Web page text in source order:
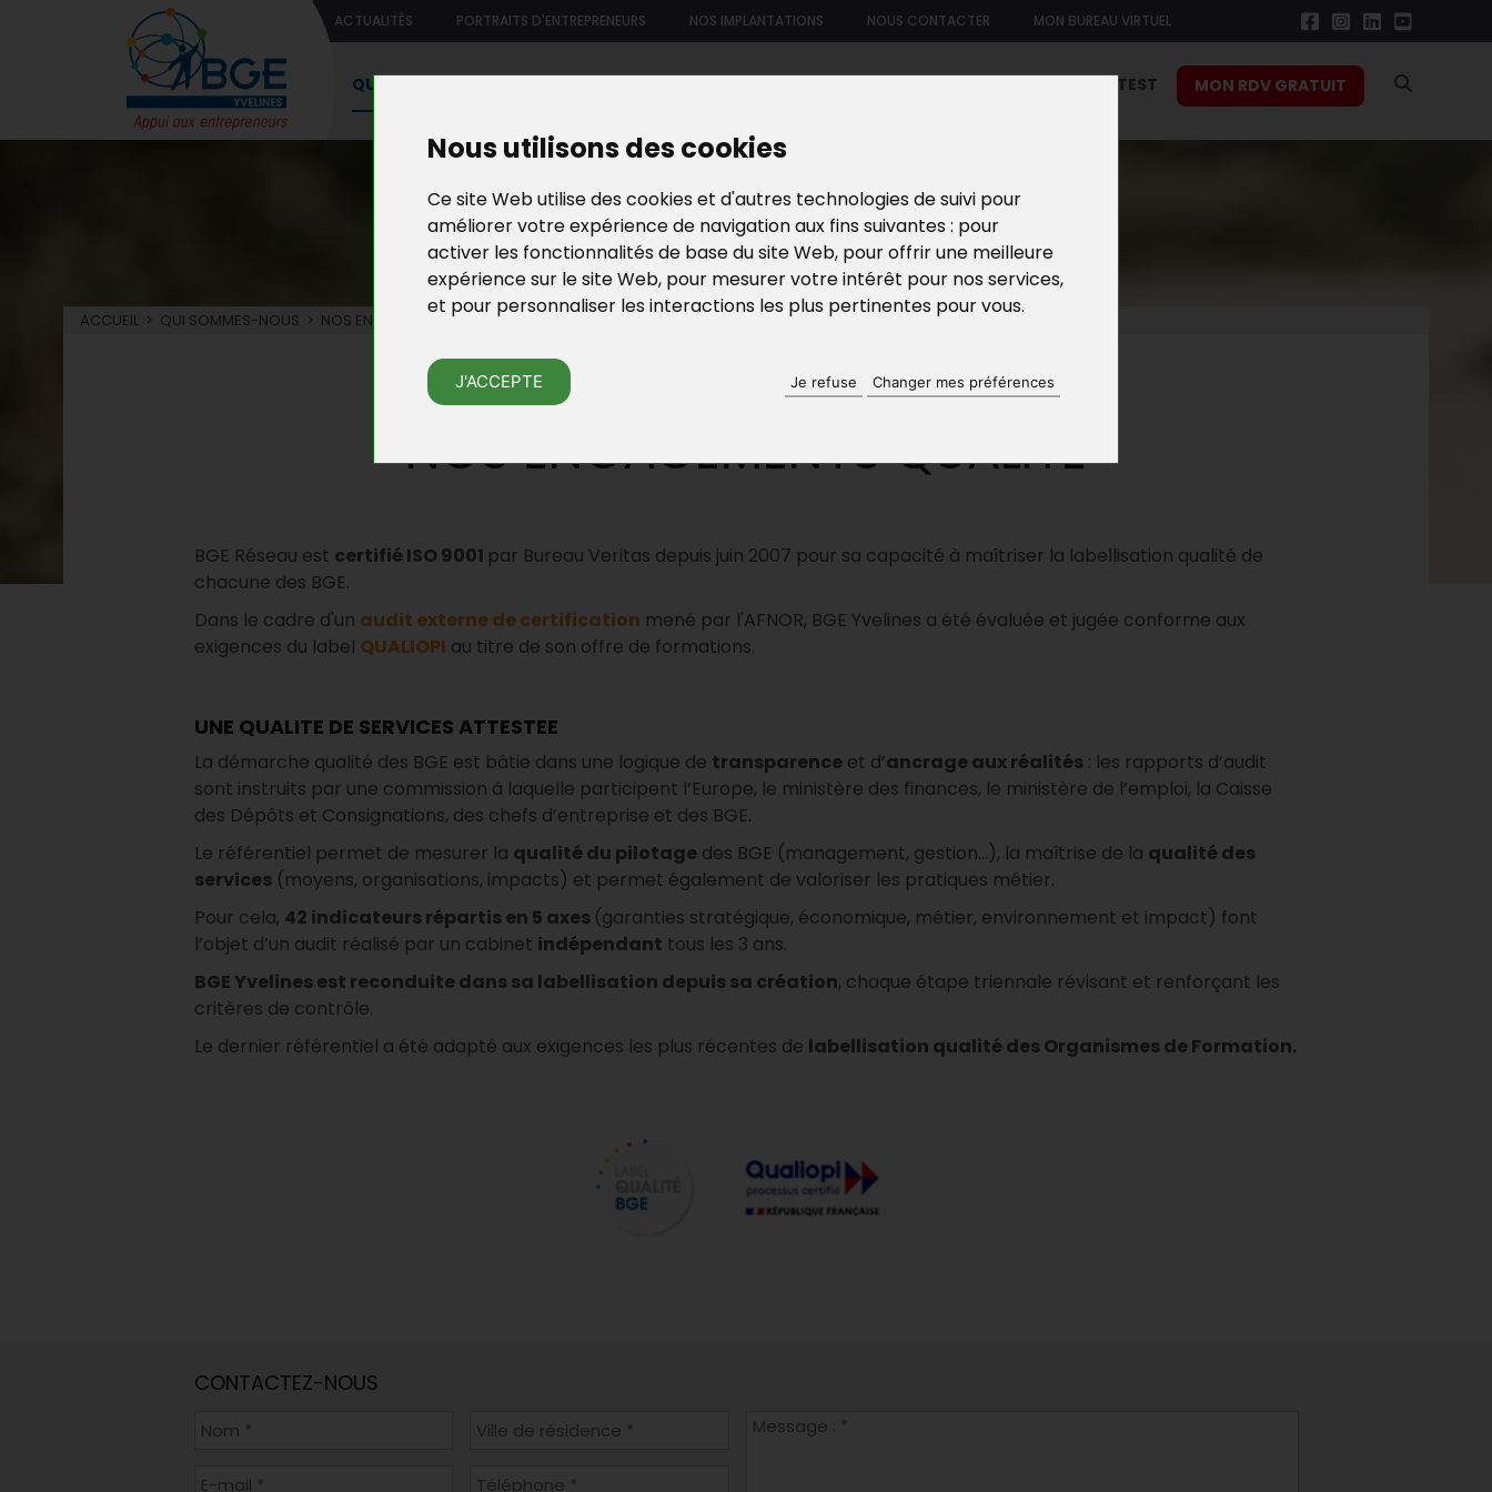
Nous utilisons des cookies
Ce site Web utilise des cookies et d'autres technologies de suivi pour
améliorer votre expérience de navigation aux fins suivantes : pour
activer les fonctionnalités de base du site Web, pour offrir une meilleure
expérience sur le site Web, pour mesurer votre intérêt pour nos services,
et pour personnaliser les interactions les plus pertinentes pour vous.
J'ACCEPTE Je refuse Changer mes préférences
ACTUALITÉS PORTRAITS D'ENTREPRENEURS NOS IMPLANTATIONS NOUS CONTACTER MON BUREAU VIRTUEL
QUI SOMMES-NOUS FONCTION TEST MON RDV GRATUIT
ACCUEIL > QUI SOMMES-NOUS > NOS ENGAGEMENTS QUALITÉ
QUI SOMMES-NOUS
NOS ENGAGEMENTS QUALITÉ
BGE Réseau est certifié ISO 9001 par Bureau Veritas depuis juin 2007 pour sa capacité à maîtriser la labellisation qualité de
chacune des BGE.
Dans le cadre d'un audit externe de certification mené par l'AFNOR, BGE Yvelines a été évaluée et jugée conforme aux
exigences du label QUALIOPI au titre de son offre de formations.
UNE QUALITE DE SERVICES ATTESTEE
La démarche qualité des BGE est bâtie dans une logique de transparenceet d’ancrage aux réalités: les rapports d’audit
sont instruits par une commission à laquelle participent l’Europe, le ministère des finances, le ministère de l’emploi, la Caisse
des Dépôts et Consignations, des chefs d’entreprise et des BGE.
Le référentiel permet de mesurer la qualité du pilotagedes BGE (management, gestion…), la maîtrise de la qualité des
services(moyens, organisations, impacts) et permet également de valoriser les pratiques métier.
Pour cela, 42 indicateurs répartis en 5 axes (garanties stratégique, économique, métier, environnement et impact) font
l’objet d’un audit réalisé par un cabinet indépendant tous les 3 ans.
BGE Yvelines est reconduite dans sa labellisation depuis sa création, chaque étape triennale révisant et renforçant les
critères de contrôle.
Le dernier référentiel a été adapté aux exigences les plus récentes de labellisation qualité des Organismes de Formation.
CONTACTEZ-NOUS